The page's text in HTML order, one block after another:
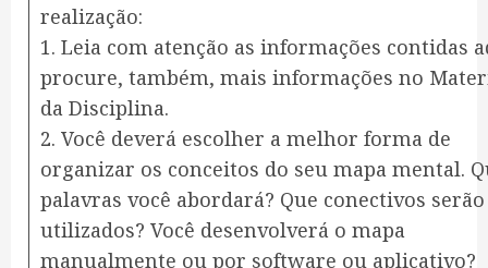
realização:
1. Leia com atenção as informações contidas
procure, também, mais informações no
da Disciplina.
2. Você deverá escolher a melhor forma de
organizar os conceitos do seu mapa mental.
palavras você abordará? Que conectivos serão
utilizados? Você desenvolverá o mapa
manualmente ou por software ou aplicativo?